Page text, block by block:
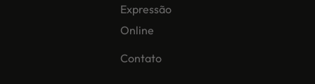
Expressão
Online
Contato